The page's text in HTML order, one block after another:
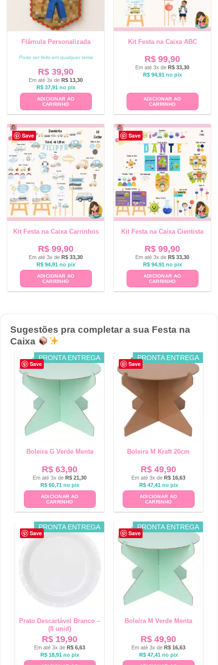
Flâmula Personalizada
Pode ser feito em qualquer tema
R$ 39,90
Em até 3x de R$ 13,30
R$37,91 no pix
ADICIONAR AO
CARRINHO
Kit Festa na Caixa ABC
R$ 99,90
Em até 3x de R$ 33,30
R$94,91 no pix
ADICIONAR AO
CARRINHO
Save
Kit Festa na Caixa Carrinhos
R$ 99,90
Em até 3x de R$ 33,30
R$94,91 no pix
ADICIONAR AO
CARRINHO
Save
Kit Festa na Caixa Cientista
R$ 99,90
Em até 3x de R$ 33,30
R$94,91 no pix
ADICIONAR AO
CARRINHO
Sugestões pra completar a sua Festa na
Caixa
Save
PRONTA ENTREGA
Boleira G Verde Menta
R$ 63,90
Em até 3x de R$ 21,30
R$60,71 no pix
ADICIONAR AO
CARRINHO
Save
PRONTA ENTREGA
Boleira M Kraft 20cm
R$ 49,90
Em até 3x de R$ 16,63
R$47,41 no pix
ADICIONAR AO
CARRINHO
Save
PRONTA ENTREGA
Prato Descartável Branco –
(8 unid)
R$ 19,90
Em até 3x de R$ 6,63
R$18,91 no pix
Save
PRONTA ENTREGA
Boleira M Verde Menta
R$ 49,90
Em até 3x de R$ 16,63
R$47,41 no pix